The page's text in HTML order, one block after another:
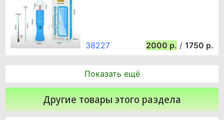
38227 2000 / 1750
Показать ещё
Другие товары этого раздела